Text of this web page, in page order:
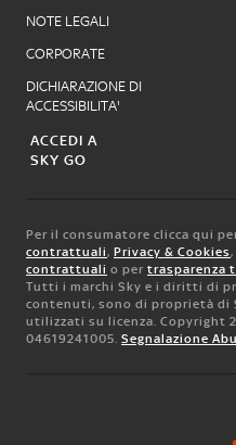
NOTE LEGALI
CORPORATE
DICHIARAZIONE DI
ACCESSIBILITA'
ACCEDI A
SKY GO
Per il consumatore clicca qui
contrattuali, Privacy & Cookies,
contrattuali o per trasparenza
Tutti i marchi Sky e i diritti di
contenuti, sono di proprietà di
utilizzati su licenza. Copyright
04619241005. Segnalazione